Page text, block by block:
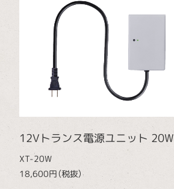
12Vトランス電源ユニット 20W
XT-20W
18,600円（税抜）